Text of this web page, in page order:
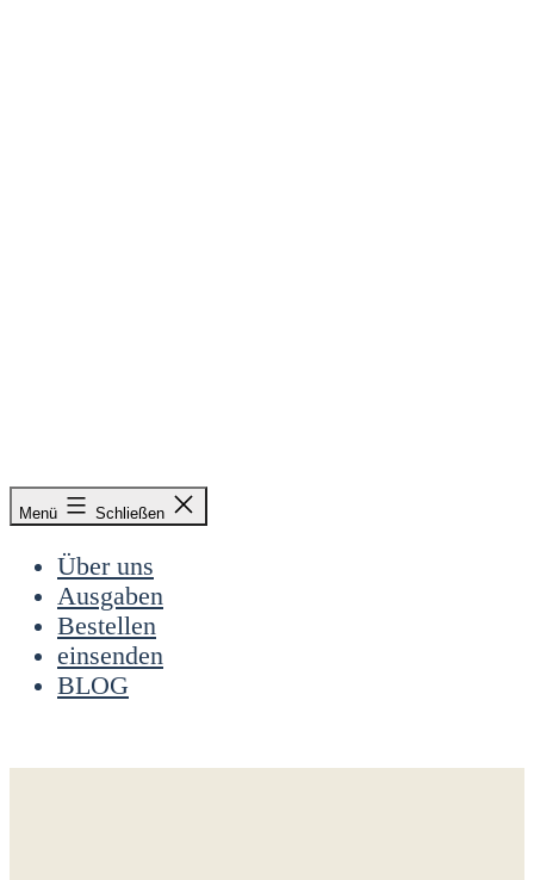
&
Radieschen
Menü Schließen
Über uns
Ausgaben
Bestellen
einsenden
BLOG